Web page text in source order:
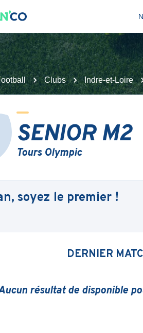
Clubs Indre-et-Loire
SENIOR M2
Tours Olympic
soyez le premier !
DERNIER
résultat de disponible